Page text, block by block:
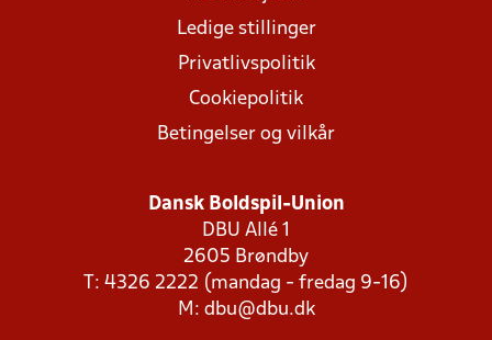
Ledige stillinger
Privatlivspolitik
Cookiepolitik
Betingelser og vilkår
Dansk Boldspil-Union
DBU Allé 1
2605 Brøndby
T: 4326 2222 (mandag - fredag 9-16)
M: dbu@dbu.dk